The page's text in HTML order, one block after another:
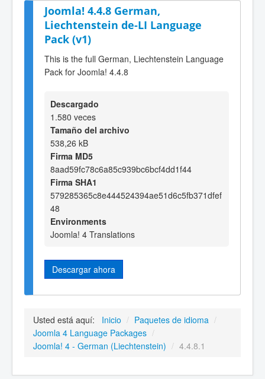
Joomla! 4.4.8 German,
Liechtenstein de-LI Language
Pack (v1)
This is the full German, Liechtenstein Language
Pack for Joomla! 4.4.8
Descargado
1.580 veces
Tamaño del archivo
538,26 kB
Firma MD5
8aad59fc78c6a85c939bc6bcf4dd1f44
Firma SHA1
579285365c8e444524394ae51d6c5fb371dfef
48
Environments
Joomla! 4 Translations
Descargar ahora
Usted está aquí: Inicio / Paquetes de idioma /
Joomla 4 Language Packages /
Joomla! 4 - German (Liechtenstein) / 4.4.8.1